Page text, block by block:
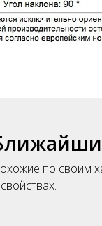
по своим